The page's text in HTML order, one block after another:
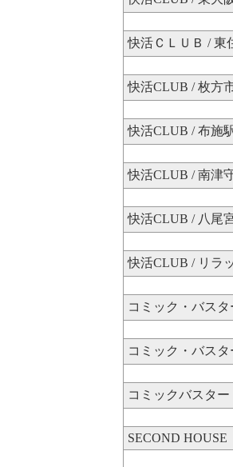
快活ＣＬＵＢ / 東
快活CLUB / 枚方
快活CLUB / 布施
快活CLUB / 南津
快活CLUB / 八尾
快活CLUB / リラ
コミック・バス
コミック・バス
コミックバスタ
SECOND HOUSE